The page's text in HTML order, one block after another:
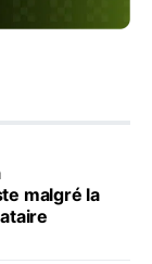
malgré la